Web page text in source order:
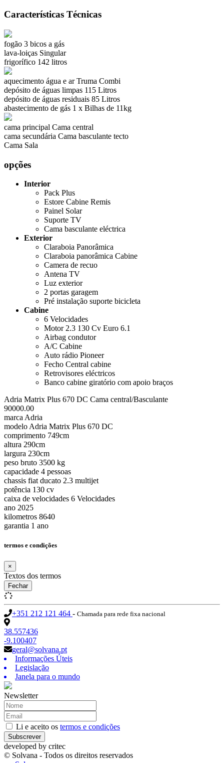
Características Técnicas
fogão 3 bicos a gás
lava-loiças Singular
frigorífico 142 litros
aquecimento água e arTruma Combi
depósito de águas limpas 115 Litros
depósito de águas residuais 85 Litros
abastecimento de gás 1 x Bilhas de 11kg
cama principal Cama central
cama secundária Cama basculante tecto
Cama Sala
opções
Interior
Pack Plus
Estore Cabine Remis
Painel Solar
Suporte TV
Cama basculante eléctrica
Exterior
Claraboia Panorâmica
Claraboia panorâmica Cabine
Camera de recuo
Antena TV
Luz exterior
2 portas garagem
Pré instalação suporte bicicleta
Cabine
6 Velocidades
Motor 2.3 130 Cv Euro 6.1
Airbag condutor
A/C Cabine
Auto rádio Pioneer
Fecho Central cabine
Retrovisores eléctricos
Banco cabine giratório com apoio braços
Adria Matrix Plus 670 DC Cama central/Basculante
90000.00
marca Adria
modelo Adria Matrix Plus 670 DC
comprimento 749cm
altura 290cm
largura 230cm
peso bruto 3500 kg
capacidade 4 pessoas
chassis fiat ducato 2.3 multijet
potência 130 cv
caixa de velocidades 6 Velocidades
ano 2025
kilometros 8640
garantia 1 ano
termos e condições
×
Textos dos termos
Fechar
+351 212 121 464 - Chamada para rede fixa nacional
38.557436
-9.100407
geral@solvana.pt
Informações Úteis
Legislação
Janela para o mundo
Newsletter
Li e aceito os termos e condições
Subscrever
developed by critec
© Solvana - Todos os direitos reservados